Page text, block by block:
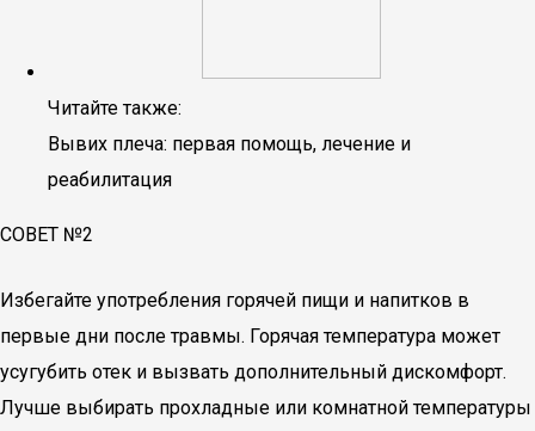
Читайте также:
Вывих плеча: первая помощь, лечение и
реабилитация
СОВЕТ №2
Избегайте употребления горячей пищи и напитков в
первые дни после травмы. Горячая температура может
усугубить отек и вызвать дополнительный дискомфорт.
Лучше выбирать прохладные или комнатной температуры